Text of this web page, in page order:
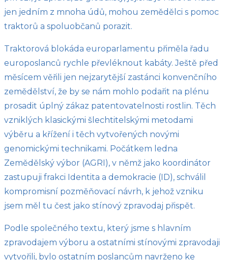
jen jedním z mnoha údů, mohou zemědělci s pomoc
traktorů a spoluobčanů porazit.
Traktorová blokáda europarlamentu přiměla řadu
europoslanců rychle převléknout kabáty. Ještě před
měsícem věřili jen nejzarytější zastánci konvenčního
zemědělství, že by se nám mohlo podařit na plénu
prosadit úplný zákaz patentovatelnosti rostlin. Těch
vzniklých klasickými šlechtitelskými metodami
výběru a křížení i těch vytvořených novými
genomickými technikami. Počátkem ledna
Zemědělský výbor (AGRI), v němž jako koordinátor
zastupuji frakci Identita a demokracie (ID), schválil
kompromisní pozměňovací návrh, k jehož vzniku
jsem měl tu čest jako stínový zpravodaj přispět.
Podle společného textu, který jsme s hlavním
zpravodajem výboru a ostatními stínovými zpravodaji
vytvořili, bylo ostatním poslancům navrženo ke